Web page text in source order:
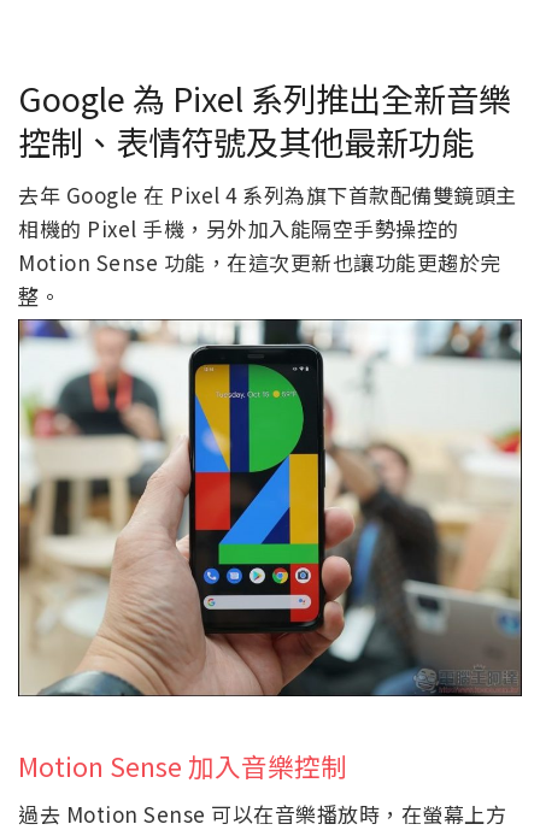
Google 為 Pixel 系列推出全新音樂
控制、表情符號及其他最新功能
去年 Google 在 Pixel 4 系列為旗下首款配備雙鏡頭主
相機的 Pixel 手機，另外加入能隔空手勢操控的
Motion Sense 功能，在這次更新也讓功能更趨於完
整。
Motion Sense 加入音樂控制
過去 Motion Sense 可以在音樂播放時，在螢幕上方